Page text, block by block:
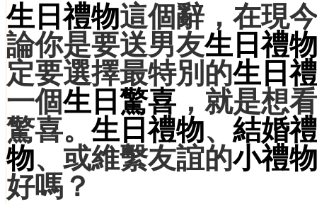
生日禮物這個辭，在現
論你是要送男友生日禮物
定要選擇最特別的生日
一個生日驚喜 ，就是想
驚喜。生日禮物、 結婚
物、或維繫友誼的小禮物
好嗎？